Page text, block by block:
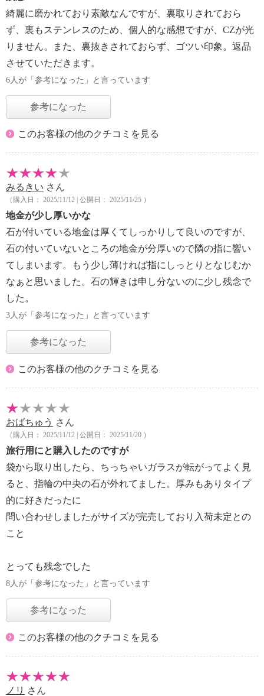
綺麗に磨かれており素敵なんですが、裏取りされておら
ず、裏もステンレスのため、個人的な感想ですが、CZが光
りません。また、裏抜きされておらず、ゴツい印象。返品
させていただきます。
6人が「参考になった」と言っています
参考になった
このお客様の他のクチコミを見る
みるきい さん
（購入日： 2025/11/12 | 公開日： 2025/11/25 ）
地金が少し厚いかな
石が付いている地金は厚くてしっかりして良いのですが、
石の付いていないところの地金が分厚いので隣の指に響い
てしまいます。もう少し薄ければ指にしっとりとなじむか
なぁと思いました。石の輝きは申し分ないのに少し残念で
した。
3人が「参考になった」と言っています
参考になった
このお客様の他のクチコミを見る
おばちゅう さん
（購入日： 2025/11/12 | 公開日： 2025/11/20 ）
旅行用にと購入したのですが
袋から取り出したら、ちっちゃいガラスが転がってよく見
ると、指輪の中央の石が外れてました。厚みもありタイプ
的に好きだったに
問い合わせしましたがサイズが完売しており入荷未定との
こと
とっても残念でした
8人が「参考になった」と言っています
参考になった
このお客様の他のクチコミを見る
ノリ さん